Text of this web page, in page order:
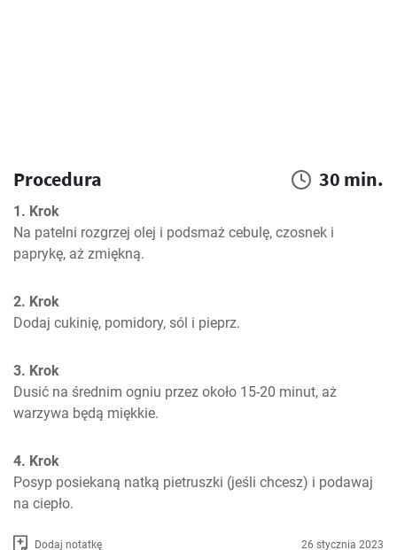
Procedura 30 min.
1. Krok
Na patelni rozgrzej olej i podsmaż cebulę, czosnek i
paprykę, aż zmiękną.
2. Krok
Dodaj cukinię, pomidory, sól i pieprz.
3. Krok
Dusić na średnim ogniu przez około 15-20 minut, aż
warzywa będą miękkie.
4. Krok
Posyp posiekaną natką pietruszki (jeśli chcesz) i podawaj
na ciepło.
Dodaj notatkę 26 stycznia 2023